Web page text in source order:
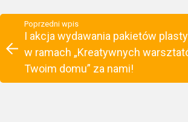
Poprzedni wpis
I akcja wydawania pakietów
w ramach „Kreatywnych
Twoim domu” za nami!